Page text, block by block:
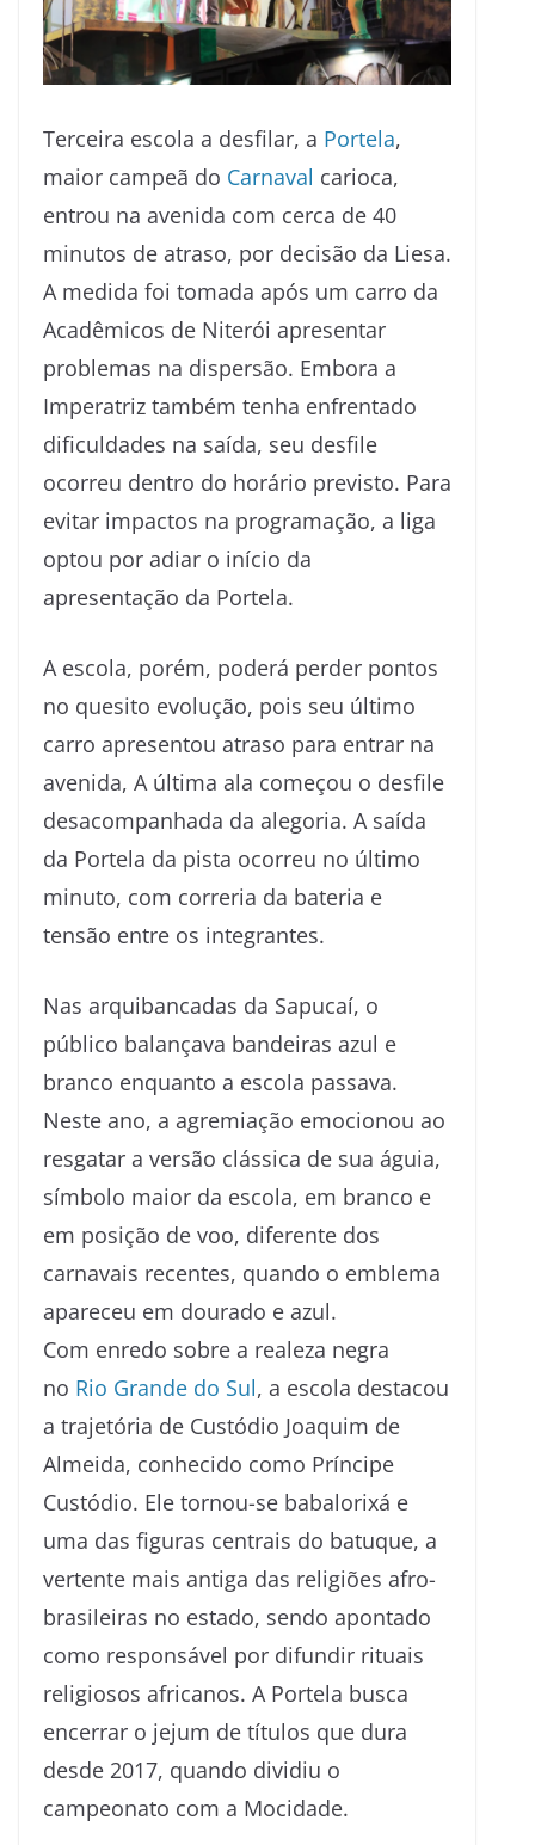
Terceira escola a desfilar, a Portela,
maior campeã do Carnaval carioca,
entrou na avenida com cerca de 40
minutos de atraso, por decisão da Liesa.
A medida foi tomada após um carro da
Acadêmicos de Niterói apresentar
problemas na dispersão. Embora a
Imperatriz também tenha enfrentado
dificuldades na saída, seu desfile
ocorreu dentro do horário previsto. Para
evitar impactos na programação, a liga
optou por adiar o início da
apresentação da Portela.
A escola, porém, poderá perder pontos
no quesito evolução, pois seu último
carro apresentou atraso para entrar na
avenida, A última ala começou o desfile
desacompanhada da alegoria. A saída
da Portela da pista ocorreu no último
minuto, com correria da bateria e
tensão entre os integrantes.
Nas arquibancadas da Sapucaí, o
público balançava bandeiras azul e
branco enquanto a escola passava.
Neste ano, a agremiação emocionou ao
resgatar a versão clássica de sua águia,
símbolo maior da escola, em branco e
em posição de voo, diferente dos
carnavais recentes, quando o emblema
apareceu em dourado e azul.
Com enredo sobre a realeza negra
no Rio Grande do Sul, a escola destacou
a trajetória de Custódio Joaquim de
Almeida, conhecido como Príncipe
Custódio. Ele tornou-se babalorixá e
uma das figuras centrais do batuque, a
vertente mais antiga das religiões afro-
brasileiras no estado, sendo apontado
como responsável por difundir rituais
religiosos africanos. A Portela busca
encerrar o jejum de títulos que dura
desde 2017, quando dividiu o
campeonato com a Mocidade.